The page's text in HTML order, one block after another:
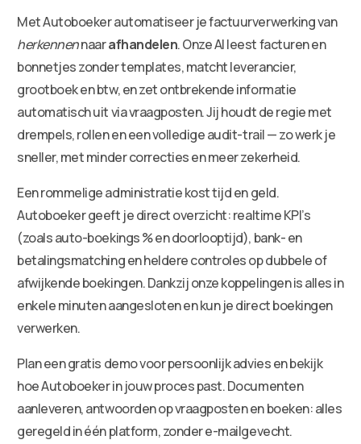
Met Autoboeker automatiseer je factuurverwerking van
herkennennaarafhandelen. Onze AI leest facturen en
bonnetjes zonder templates, matcht leverancier,
grootboek en btw, en zet ontbrekende informatie
automatisch uit via vraagposten. Jij houdt de regie met
drempels, rollen en een volledige audit-trail — zo werk je
sneller, met minder correcties en meer zekerheid.
Een rommelige administratie kost tijd en geld.
Autoboeker geeft je direct overzicht: realtime KPI’s
(zoals auto-boekings % en doorlooptijd), bank- en
betalingsmatching en heldere controles op dubbele of
afwijkende boekingen. Dankzij onze koppelingen is alles in
enkele minuten aangesloten en kun je direct boekingen
verwerken.
Plan een gratis demo voor persoonlijk advies en bekijk
hoe Autoboeker in jouw proces past. Documenten
aanleveren, antwoorden op vraagposten en boeken: alles
geregeld in één platform, zonder e-mailgevecht.